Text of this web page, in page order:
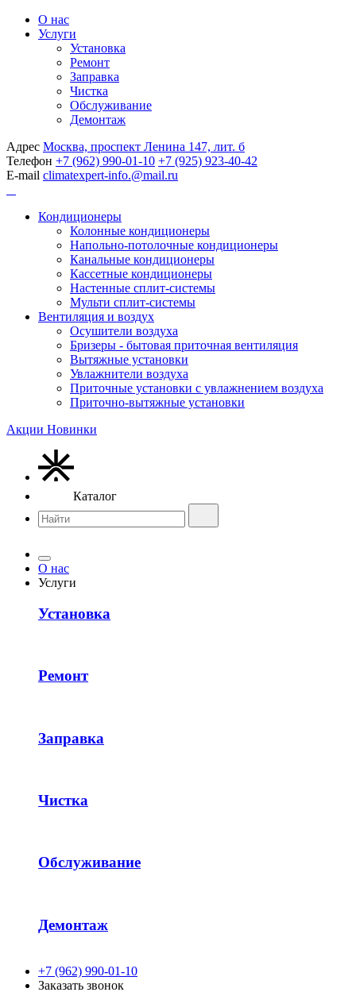
О нас
Услуги
Установка
Ремонт
Заправка
Чистка
Обслуживание
Демонтаж
Адрес Москва, проспект Ленина 147, лит. б
Телефон +7 (962) 990-01-10 +7 (925) 923-40-42
E-mail climatexpert-info.@mail.ru
Кондиционеры
Колонные кондиционеры
Напольно-потолочные кондиционеры
Канальные кондиционеры
Кассетные кондиционеры
Настенные сплит-системы
Мульти сплит-системы
Вентиляция и воздух
Осушители воздуха
Бризеры - бытовая приточная вентиляция
Вытяжные установки
Увлажнители воздуха
Приточные установки с увлажнением воздуха
Приточно-вытяжные установки
Акции Новинки
Каталог
О нас
Услуги
Установка
Ремонт
Заправка
Чистка
Обслуживание
Демонтаж
+7 (962) 990-01-10
Заказать звонок